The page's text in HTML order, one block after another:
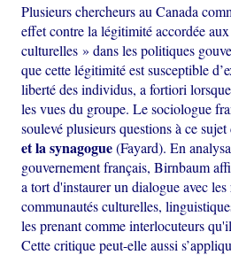
Plusieurs chercheurs au Canada
effet contre la légitimité accordée
culturelles » dans les politiques
que cette légitimité est susceptible
liberté des individus, a fortiori
les vues du groupe. Le sociologue
soulevé plusieurs questions à ce
et la synagogue(Fayard). En
gouvernement français, Birnbaum
a tort d'instaurer un dialogue avec les
communautés culturelles,
les prenant comme interlocuteurs
Cette critique peut-elle aussi